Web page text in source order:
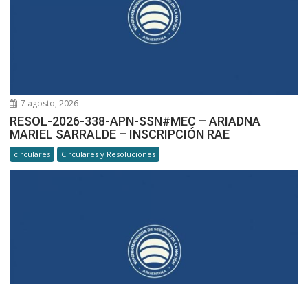
7 agosto, 2026
RESOL-2026-338-APN-SSN#MEC – ARIADNA
MARIEL SARRALDE – INSCRIPCIÓN RAE
circulares Circulares y Resoluciones